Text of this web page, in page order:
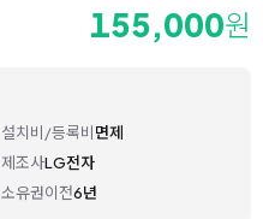
155,000원
설치비/등록비면제
제조사LG전자
소유권이전6년